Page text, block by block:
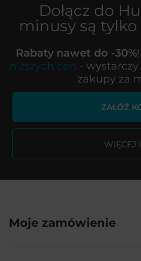
Dołącz do
minusy są
Rabaty nawet do -30%!
niższych cen - wystarczy
zakupy za
ZAŁÓŻ
WIĘCEJ
Moje zamówienie